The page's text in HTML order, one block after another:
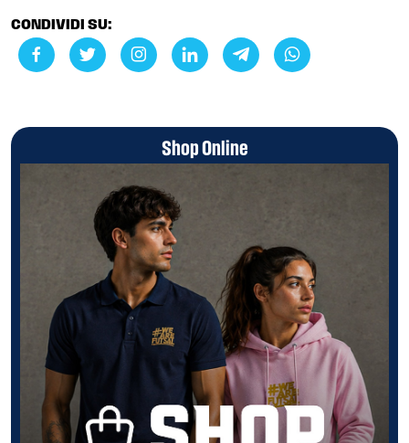
CONDIVIDI SU:
Shop Online